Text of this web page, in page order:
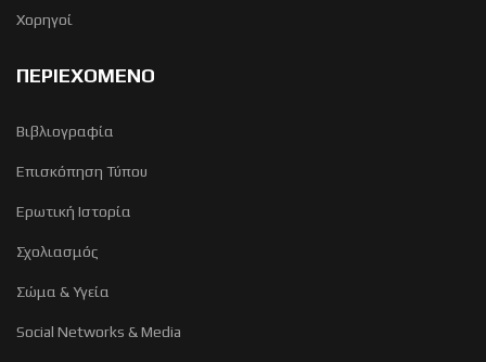
Χορηγοί
ΠΕΡΙΕΧΟΜΕΝΟ
Βιβλιογραφία
Επισκόπηση Τύπου
Ερωτική Ιστορία
Σχολιασμός
Σώμα & Υγεία
Social Networks & Media